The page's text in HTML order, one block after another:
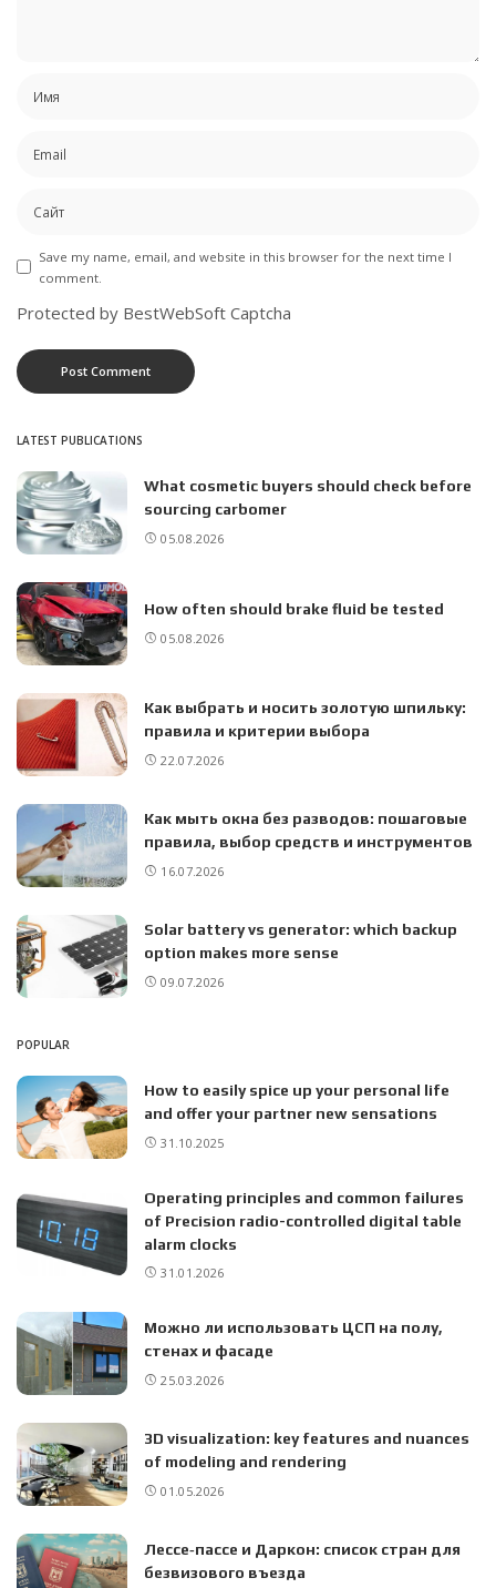
Save my name, email, and website in this browser for the next time I
comment.
Protected by BestWebSoft Captcha
LATEST PUBLICATIONS
What cosmetic buyers should check before
sourcing carbomer
05.08.2026
How often should brake fluid be tested
05.08.2026
Как выбрать и носить золотую шпильку:
правила и критерии выбора
22.07.2026
Как мыть окна без разводов: пошаговые
правила, выбор средств и инструментов
16.07.2026
Solar battery vs generator: which backup
option makes more sense
09.07.2026
POPULAR
How to easily spice up your personal life
and offer your partner new sensations
31.10.2025
Operating principles and common failures
of Precision radio-controlled digital table
alarm clocks
31.01.2026
Можно ли использовать ЦСП на полу,
стенах и фасаде
25.03.2026
3D visualization: key features and nuances
of modeling and rendering
01.05.2026
Лессе‑пассе и Даркон: список стран для
безвизового въезда